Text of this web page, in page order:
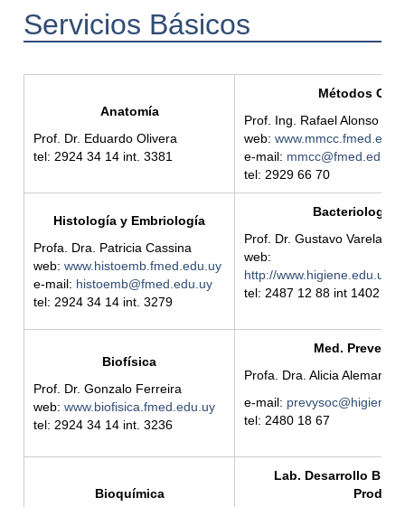
Servicios Básicos
Anatomía
Prof. Dr. Eduardo Olivera
tel: 2924 34 14 int.3381
Métodos
Prof. Ing. Rafael Alonso
web:
e-mail: mmcc@fmed.edu.uy
tel: 2929 66 70
Histología y Embriología
Profa. Dra. Patricia Cassina
web:www.histoemb.fmed.edu.uy
e-mail: histoemb@fmed.edu.uy
tel: 2924 34 14 int. 3279
Bacteriología
Prof. Dr. Gustavo Varela
web:
http://www.higiene.edu.uy/
tel: 2487 12 88 int 1402
Biofísica
Prof. Dr. Gonzalo Ferreira
web:www.biofisica.fmed.edu.uy
tel: 2924 34 14 int.3236
Med.
Profa. Dra. Alicia Aleman
e-mail:
tel: 2480 18 67
Bioquímica
Lab. Desarrollo